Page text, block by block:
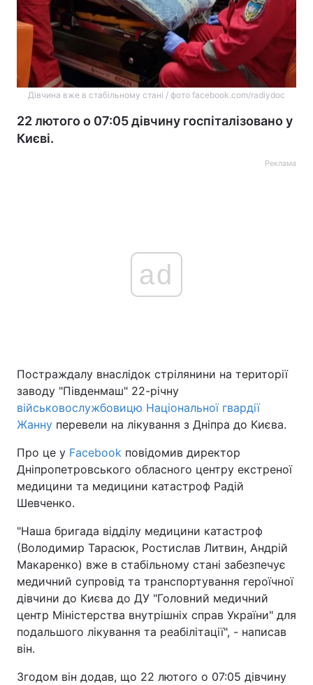
Дівчина вже в стабільному стані / фото facebook.com/radiydoc
22 лютого о 07:05 дівчину госпіталізовано у
Києві.
Реклама
ad
Постраждалу внаслідок стрілянини на території
заводу "Південмаш" 22-річну
військовослужбовицю Національної гвардії
Жанну перевели на лікування з Дніпра до Києва.
Про це у Facebook повідомив директор
Дніпропетровського обласного центру екстреної
медицини та медицини катастроф Радій
Шевченко.
"Наша бригада відділу медицини катастроф
(Володимир Тарасюк, Ростислав Литвин, Андрій
Макаренко) вже в стабільному стані забезпечує
медичний супровід та транспортування героїчної
дівчини до Києва до ДУ "Головний медичний
центр Міністерства внутрішніх справ України" для
подальшого лікування та реабілітації", - написав
він.
Згодом він додав, що 22 лютого о 07:05 дівчину